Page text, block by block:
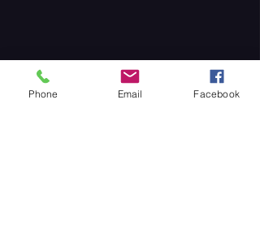
Phone Email Facebook